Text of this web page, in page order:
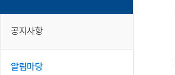
공지사항
알림마당